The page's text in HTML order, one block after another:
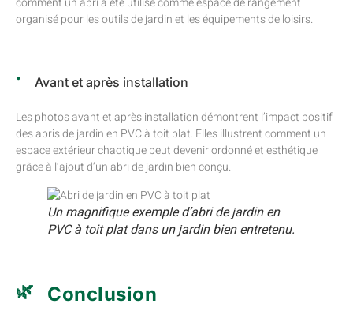
organisé pour les outils de jardin et les équipements de loisirs.
Avant et après installation
Les photos avant et après installation démontrent l’impact positif
des abris de jardin en PVC à toit plat. Elles illustrent comment un
espace extérieur chaotique peut devenir ordonné et esthétique
grâce à l’ajout d’un abri de jardin bien conçu.
Un magnifique exemple d’abri de jardin en
PVC à toit plat dans un jardin bien entretenu.
Conclusion